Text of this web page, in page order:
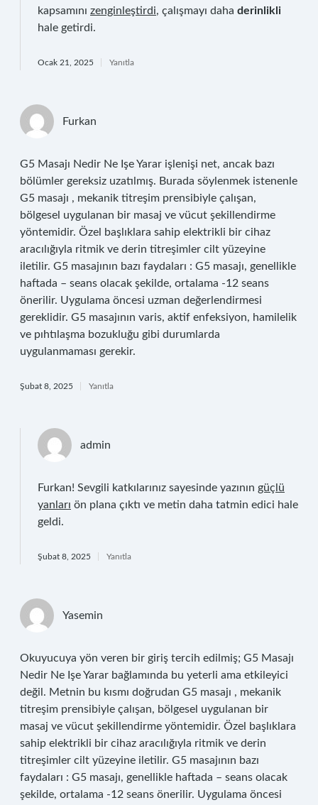
kapsamını zenginleştirdi, çalışmayı daha derinlikli
hale getirdi.
Ocak 21, 2025 Yanıtla
Furkan
G5 Masajı Nedir Ne Işe Yarar işlenişi net, ancak bazı
bölümler gereksiz uzatılmış. Burada söylenmek istenenle
G5 masajı , mekanik titreşim prensibiyle çalışan,
bölgesel uygulanan bir masaj ve vücut şekillendirme
yöntemidir. Özel başlıklara sahip elektrikli bir cihaz
aracılığıyla ritmik ve derin titreşimler cilt yüzeyine
iletilir. G5 masajının bazı faydaları : G5 masajı, genellikle
haftada – seans olacak şekilde, ortalama -12 seans
önerilir. Uygulama öncesi uzman değerlendirmesi
gereklidir. G5 masajının varis, aktif enfeksiyon, hamilelik
ve pıhtılaşma bozukluğu gibi durumlarda
uygulanmaması gerekir.
Şubat 8, 2025 Yanıtla
admin
Furkan! Sevgili katkılarınız sayesinde yazının güçlü
yanları ön plana çıktı ve metin daha tatmin edici hale
geldi.
Şubat 8, 2025 Yanıtla
Yasemin
Okuyucuya yön veren bir giriş tercih edilmiş; G5 Masajı
Nedir Ne Işe Yarar bağlamında bu yeterli ama etkileyici
değil. Metnin bu kısmı doğrudan G5 masajı , mekanik
titreşim prensibiyle çalışan, bölgesel uygulanan bir
masaj ve vücut şekillendirme yöntemidir. Özel başlıklara
sahip elektrikli bir cihaz aracılığıyla ritmik ve derin
titreşimler cilt yüzeyine iletilir. G5 masajının bazı
faydaları : G5 masajı, genellikle haftada – seans olacak
şekilde, ortalama -12 seans önerilir. Uygulama öncesi